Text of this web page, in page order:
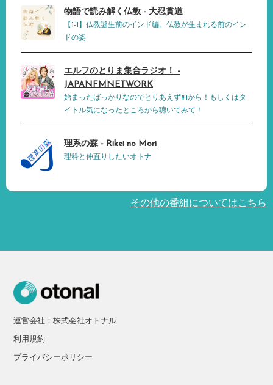
物語で読み解く仏教 - 大忍貫道
【1-1】仏教誕生前のインド編。仏教が生まれる前のイン
ドの姿
エルフのとりま集合ラジオ！ -
JAPANFMNETWORK
始まったばっかりなのでとりあえず#1から！もしくはタ
イトル気になったところから聴いてみて！
理系の森 - Rikei no Mori
理科と仲直りしたいオトナ
その他の番組についてはこちら
運営会社：株式会社オトナル
利用規約
プライバシーポリシー